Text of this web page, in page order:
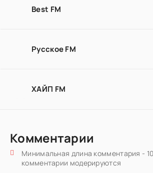
Best FM
Русское FM
ХАЙП FM
Комментарии
Минимальная длина комментария -
комментарии модерируются